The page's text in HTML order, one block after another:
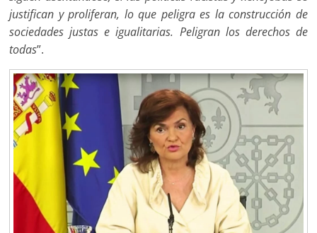
justifican y proliferan, lo que peligra es la construcción de
sociedades justas e igualitarias. Peligran los derechos de
todas”.